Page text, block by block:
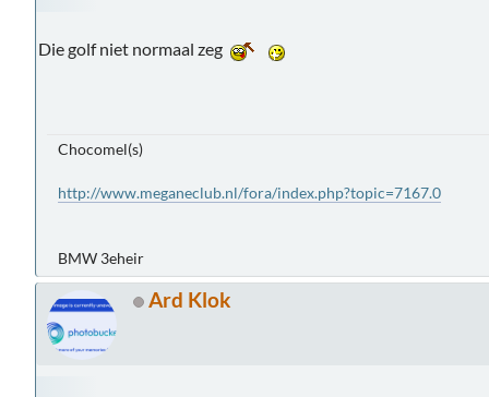
Die golf niet normaal zeg
Chocomel(s)
http://www.meganeclub.nl/fora/index.php?topic=7167.0
BMW 3eheir
Ard Klok